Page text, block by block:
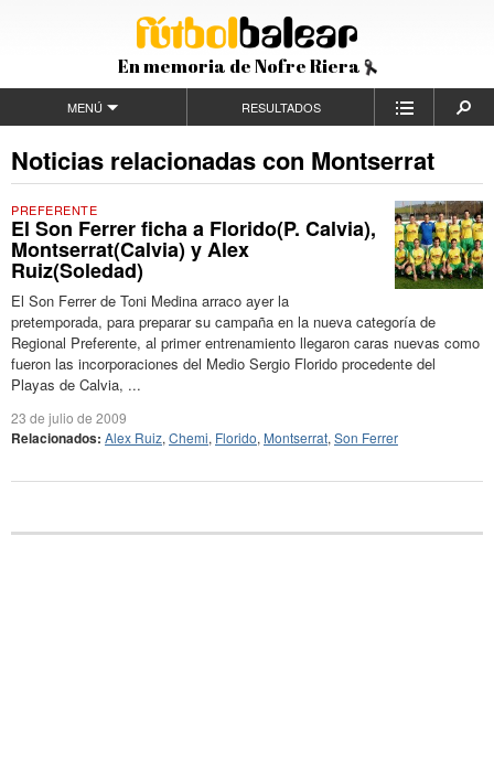
En memoria de Nofre Riera
MENÚ RESULTADOS
Noticias relacionadas con Montserrat
PREFERENTE
El Son Ferrer ficha a Florido(P. Calvia),
Montserrat(Calvia) y Alex
Ruiz(Soledad)
El Son Ferrer de Toni Medina arraco ayer la
pretemporada, para preparar su campaña en la nueva categoría de
Regional Preferente, al primer entrenamiento llegaron caras nuevas como
fueron las incorporaciones del Medio Sergio Florido procedente del
Playas de Calvia, ...
23 de julio de 2009
Relacionados: Alex Ruiz, Chemi, Florido, Montserrat, Son Ferrer